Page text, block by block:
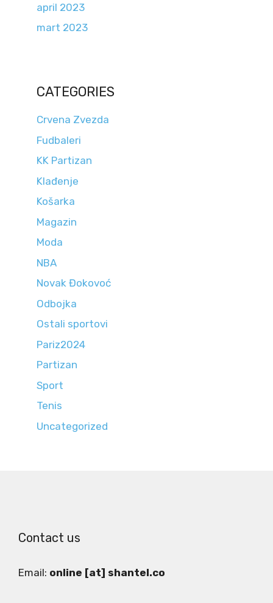
april 2023
mart 2023
CATEGORIES
Crvena Zvezda
Fudbaleri
KK Partizan
Klađenje
Košarka
Magazin
Moda
NBA
Novak Đokovoć
Odbojka
Ostali sportovi
Pariz2024
Partizan
Sport
Tenis
Uncategorized
Contact us
Email: online [at] shantel.co